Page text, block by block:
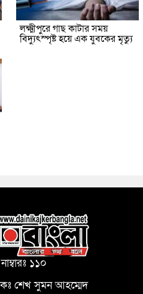
লক্ষ্মীপুরে গাছ কাটার সময়
বিদ্যুৎস্পৃষ্ট হয়ে এক যুবকের মৃত্যু
১১০
শেখ সুমন আহম্মেদ